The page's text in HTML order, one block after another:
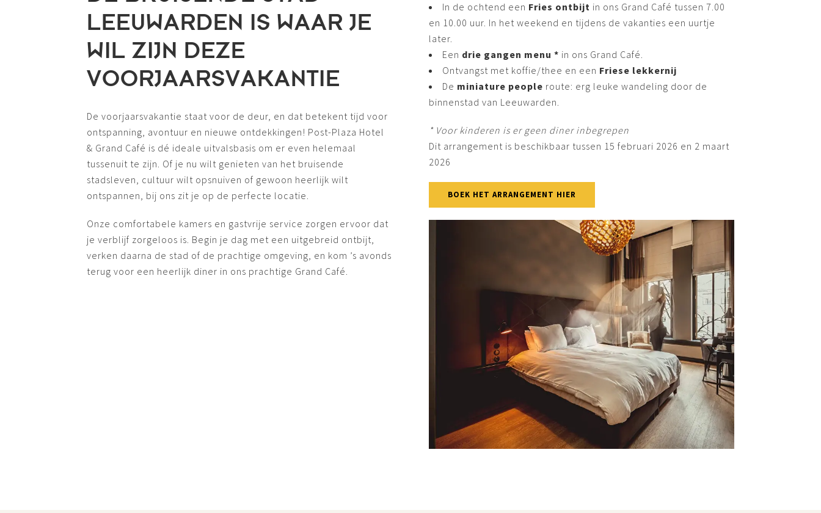
LEEUWARDEN IS WAAR JE
WIL ZIJN DEZE
VOORJAARSVAKANTIE
De voorjaarsvakantie staat voor de deur, en dat betekent tijd voor
ontspanning, avontuur en nieuwe ontdekkingen! Post-Plaza Hotel
& Grand Café is dé ideale uitvalsbasis om er even helemaal
tussenuit te zijn. Of je nu wilt genieten van het bruisende
stadsleven, cultuur wilt opsnuiven of gewoon heerlijk wilt
ontspannen, bij ons zit je op de perfecte locatie.
Onze comfortabele kamers en gastvrije service zorgen ervoor dat
je verblijf zorgeloos is. Begin je dag met een uitgebreid ontbijt,
verken daarna de stad of de prachtige omgeving, en kom ’s avonds
terug voor een heerlijk diner in ons prachtige Grand Café.
In de ochtend een Fries ontbijt in ons Grand Café tussen 7.00
en 10.00 uur. In het weekend en tijdens de vakanties een uurtje
later.
Een drie gangen menu * in ons Grand Café.
Ontvangst met koffie/thee en een Friese lekkernij
De miniature people route: erg leuke wandeling door de
binnenstad van Leeuwarden.
* Voor kinderen is er geen diner inbegrepen
Dit arrangement is beschikbaar tussen 15 februari 2026 en 2 maart
2026
BOEK HET ARRANGEMENT HIER